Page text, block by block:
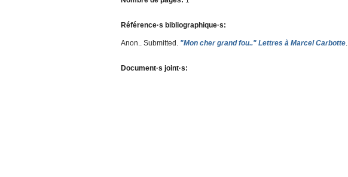
Référence·s bibliographique·s:
Anon.. Submitted. "Mon cher grand fou.." Lettres à Marcel Carbotte.
Document·s joint·s: